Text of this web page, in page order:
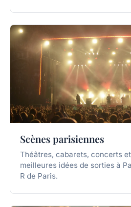
Scènes parisiennes
Théâtres, cabarets, concerts
meilleures idées de sorties à
R de Paris.